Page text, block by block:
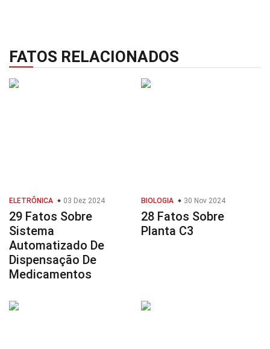
FATOS RELACIONADOS
ELETRÔNICA 03 Dez 2024
29 Fatos Sobre
Sistema
Automatizado De
Dispensação De
Medicamentos
BIOLOGIA 30 Nov 2024
28 Fatos Sobre
Planta C3